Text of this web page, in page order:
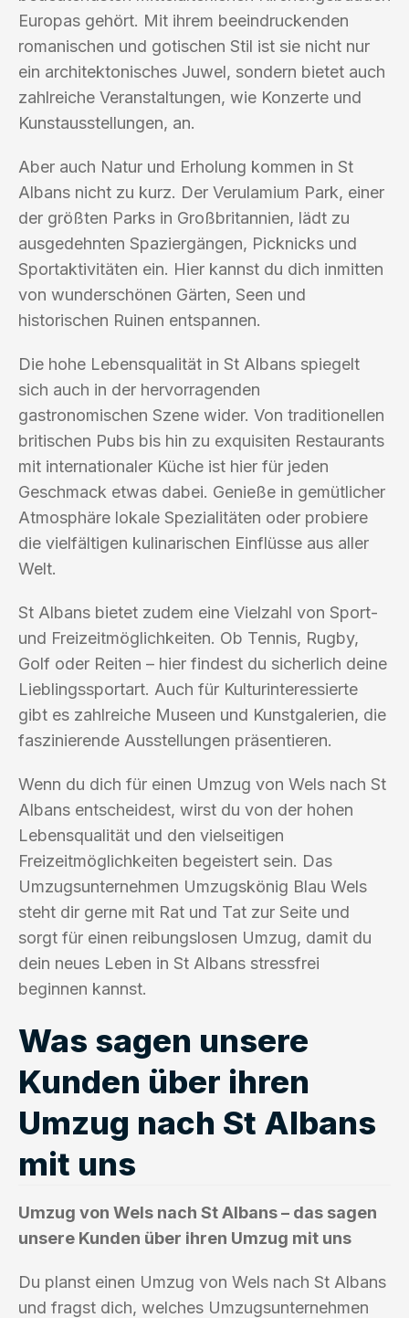
Europas gehört. Mit ihrem beeindruckenden
romanischen und gotischen Stil ist sie nicht nur
ein architektonisches Juwel, sondern bietet auch
zahlreiche Veranstaltungen, wie Konzerte und
Kunstausstellungen, an.
Aber auch Natur und Erholung kommen in St
Albans nicht zu kurz. Der Verulamium Park, einer
der größten Parks in Großbritannien, lädt zu
ausgedehnten Spaziergängen, Picknicks und
Sportaktivitäten ein. Hier kannst du dich inmitten
von wunderschönen Gärten, Seen und
historischen Ruinen entspannen.
Die hohe Lebensqualität in St Albans spiegelt
sich auch in der hervorragenden
gastronomischen Szene wider. Von traditionellen
britischen Pubs bis hin zu exquisiten Restaurants
mit internationaler Küche ist hier für jeden
Geschmack etwas dabei. Genieße in gemütlicher
Atmosphäre lokale Spezialitäten oder probiere
die vielfältigen kulinarischen Einflüsse aus aller
Welt.
St Albans bietet zudem eine Vielzahl von Sport-
und Freizeitmöglichkeiten. Ob Tennis, Rugby,
Golf oder Reiten – hier findest du sicherlich deine
Lieblingssportart. Auch für Kulturinteressierte
gibt es zahlreiche Museen und Kunstgalerien, die
faszinierende Ausstellungen präsentieren.
Wenn du dich für einen Umzug von Wels nach St
Albans entscheidest, wirst du von der hohen
Lebensqualität und den vielseitigen
Freizeitmöglichkeiten begeistert sein. Das
Umzugsunternehmen Umzugskönig Blau Wels
steht dir gerne mit Rat und Tat zur Seite und
sorgt für einen reibungslosen Umzug, damit du
dein neues Leben in St Albans stressfrei
beginnen kannst.
Was sagen unsere
Kunden über ihren
Umzug nach St Albans
mit uns
Umzug von Wels nach St Albans – das sagen
unsere Kunden über ihren Umzug mit uns
Du planst einen Umzug von Wels nach St Albans
und fragst dich, welches Umzugsunternehmen